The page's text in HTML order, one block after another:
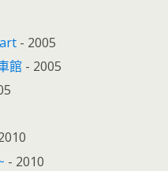
- 2005
館 - 2005
- 2010